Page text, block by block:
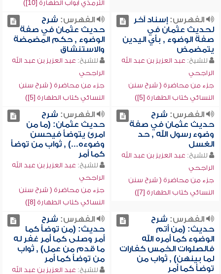
الترمذي أبواب الطهارة [10])
الفهرس:إسناد آخر
لحديث عثمان في
صفة الوضوء , بأي اليدين
يتمضمض
للشيخ: عبد العزيز بن عبد الله
الراجحي
جزء من محاضرة ( شرح سنن
النسائي كتاب الطهارة [5])
الفهرس: شرح
حديث عثمان في صفة
الوضوء , حكم المضمضة
والاستنشاق
للشيخ: عبد العزيز بن عبد الله
الراجحي
جزء من محاضرة ( شرح سنن
النسائي كتاب الطهارة [5])
الفهرس: شرح
حديث عثمان في صفة
وضوء رسول الله , حد
الغسل
للشيخ: عبد العزيز بن عبد الله
الراجحي
جزء من محاضرة ( شرح سنن
النسائي كتاب الطهارة [7])
الفهرس: شرح
حديث عثمان: (ما من
امرئ يتوضأ فيحسن
وضوءه...) , ثواب من توضأ
كما أمر
للشيخ: عبد العزيز بن عبد الله
الراجحي
جزء من محاضرة ( شرح سنن
النسائي كتاب الطهارة [8])
الفهرس: شرح
حديث: (من أتم
الوضوء كما أمره الله
فالصلوات الخمس كفارات
لما بينهن) , ثواب من
توضأ كما أمر
الفهرس: شرح
حديث: (من توضأ كما
أمر وصلى كما أمر غفر له
ما قدم من عمل) , ثواب
من توضأ كما أمر
للشيخ: عبد العزيز بن عبد الله